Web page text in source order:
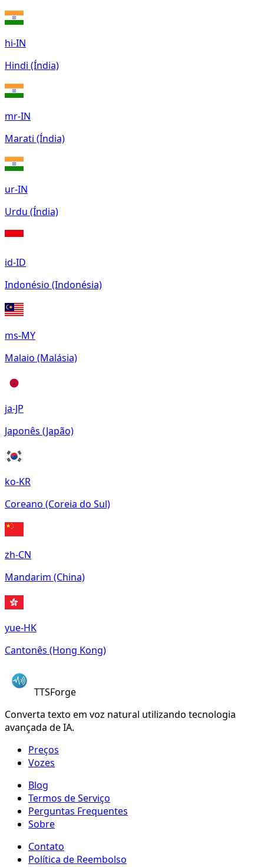
hi-IN
Hindi (Índia)
mr-IN
Marati (Índia)
ur-IN
Urdu (Índia)
id-ID
Indonésio (Indonésia)
ms-MY
Malaio (Malásia)
ja-JP
Japonês (Japão)
ko-KR
Coreano (Coreia do Sul)
zh-CN
Mandarim (China)
yue-HK
Cantonês (Hong Kong)
TTSForge
Converta texto em voz natural utilizando tecnologia
avançada de IA.
Preços
Vozes
Blog
Termos de Serviço
Perguntas Frequentes
Sobre
Contato
Política de Reembolso